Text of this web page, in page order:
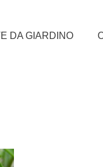
DA GIARDINO